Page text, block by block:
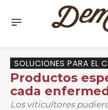
SOLUCIONES PARA EL
Productos
cada
Los viticultores